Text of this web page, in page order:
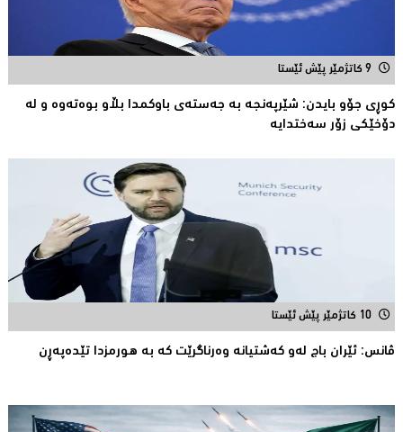
9 کاتژمێر پێش ئێستا
کوڕی جۆو بایدن: شێرپەنجە بە جەستەی باوکمدا بڵاو بوەتەوە و لە
دۆخێکی زۆر سەختدایە
10 کاتژمێر پێش ئێستا
ڤانس: ئێران باج له‌و كه‌شتیانه‌ وه‌رناگرێت كه‌ به‌ هورمزدا تێده‌په‌ڕن